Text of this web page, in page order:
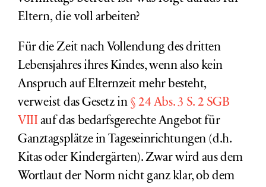
Eltern, die voll arbeiten?
Für die Zeit nach Vollendung des dritten
Lebensjahres ihres Kindes, wenn also kein
Anspruch auf Elternzeit mehr besteht,
verweist das Gesetz in § 24 Abs. 3 S. 2 SGB
VIII auf das bedarfsgerechte Angebot für
Ganztagsplätze in Tageseinrichtungen (d.h.
Kitas oder Kindergärten). Zwar wird aus dem
Wortlaut der Norm nicht ganz klar, ob dem